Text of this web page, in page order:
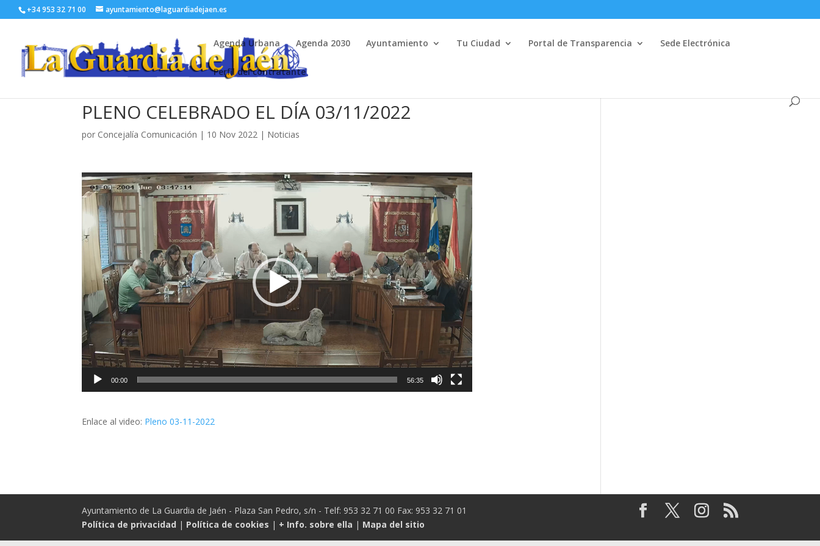
+34 953 32 71 00 ayuntamiento@laguardiadejaen.es
Agenda Urbana Agenda 2030 Ayuntamiento Tu Ciudad Portal de Transparencia Sede Electrónica
Perfil del contratante
PLENO CELEBRADO EL DÍA 03/11/2022
por Concejalía Comunicación | 10 Nov 2022 | Noticias
Reproductor
de
vídeo
00:00 56:35
Enlace al video: Pleno 03-11-2022
Ayuntamiento de La Guardia de Jaén - Plaza San Pedro, s/n - Telf: 953 32 71 00 Fax: 953 32 71 01
Política de privacidad | Política de cookies | + Info. sobre ella | Mapa del sitio